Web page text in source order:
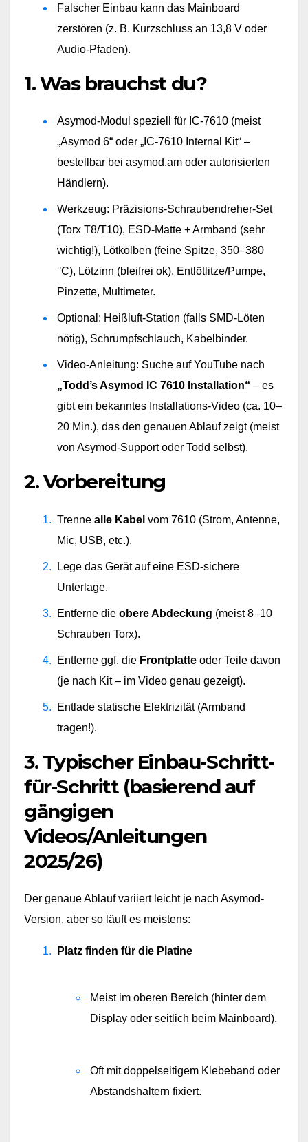
Falscher Einbau kann das Mainboard
zerstören (z. B. Kurzschluss an 13,8 V oder
Audio-Pfaden).
1. Was brauchst du?
Asymod-Modul speziell für IC-7610 (meist
„Asymod 6“ oder „IC-7610 Internal Kit“ –
bestellbar bei asymod.am oder autorisierten
Händlern).
Werkzeug: Präzisions-Schraubendreher-Set
(Torx T8/T10), ESD-Matte + Armband (sehr
wichtig!), Lötkolben (feine Spitze, 350–380
°C), Lötzinn (bleifrei ok), Entlötlitze/Pumpe,
Pinzette, Multimeter.
Optional: Heißluft-Station (falls SMD-Löten
nötig), Schrumpfschlauch, Kabelbinder.
„Todd’s Asymod IC 7610 Installation“ – es
gibt ein bekanntes Installations-Video (ca. 10–
20 Min.), das den genauen Ablauf zeigt (meist
von Asymod-Support oder Todd selbst).
2. Vorbereitung
Trenne alle Kabel vom 7610 (Strom, Antenne,
Mic, USB, etc.).
Lege das Gerät auf eine ESD-sichere
Unterlage.
Entferne die obere Abdeckung (meist 8–10
Schrauben Torx).
Entferne ggf. die Frontplatte oder Teile davon
(je nach Kit – im Video genau gezeigt).
Entlade statische Elektrizität (Armband
tragen!).
3. Typischer Einbau-Schritt-
für-Schritt (basierend auf
gängigen
Videos/Anleitungen
2025/26)
Der genaue Ablauf variiert leicht je nach Asymod-
Version, aber so läuft es meistens:
Platz finden für die Platine
Meist im oberen Bereich (hinter dem
Display oder seitlich beim Mainboard).
Oft mit doppelseitigem Klebeband oder
Abstandshaltern fixiert.